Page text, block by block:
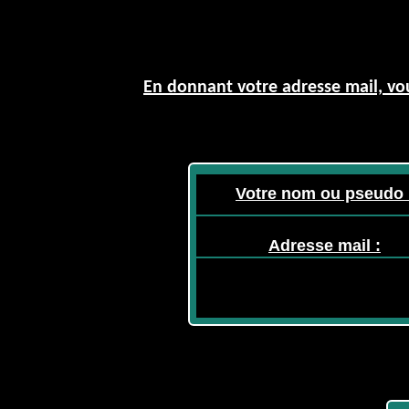
En donnant votre adresse mail,
Votre nom ou pseudo
Adresse mail :